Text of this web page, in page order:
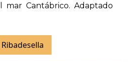
Cantábrico. Adaptado